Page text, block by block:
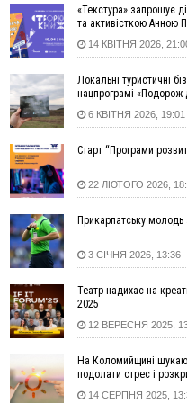
територіях
17:20
Українці подали
Які спеціальності
16:43
Зарплати на
середньої по Україні
16:14
Франківець, який
був повторно
15:54
Прикарпатець прийшов у
гранату, бо йому не
14:59
У Болгарії затримали
наркотики для
14:47
Стефанішина отримала
запобіжний захід
майже 64 тисячі гривень
13:13
У четвер на Прикарпатті
13:00
На Снятинщині
у полі невідому
12:29
У МОЗ змінили підхід до
роботи стаціонарів
«Текстура» запрошує
та активісткою Анною
14 КВІТНЯ 2026,
Локальні туристичні
нацпрограмі «Подорож
6 КВІТНЯ 2026, 19:01
Старт “Програми
22 ЛЮТОГО 2026,
Прикарпатську
3 СІЧНЯ 2026, 13:36
Театр надихає на
2025
12 ВЕРЕСНЯ 2025,
На Коломийщині
подолати стрес і
14 СЕРПНЯ 2025,